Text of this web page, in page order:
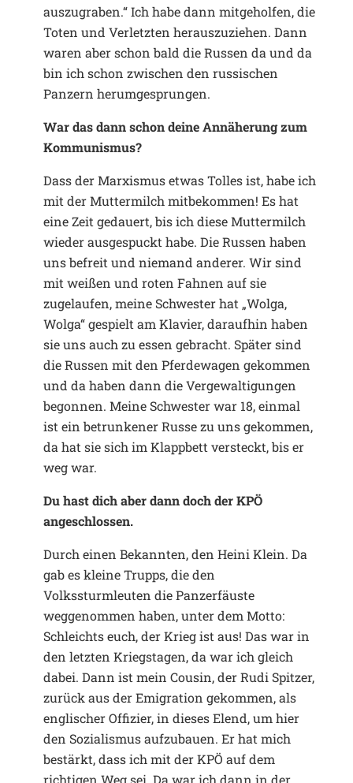
auszugraben.“ Ich habe dann mitgeholfen, die
Toten und Verletzten herauszuziehen. Dann
waren aber schon bald die Russen da und da
bin ich schon zwischen den russischen
Panzern herumgesprungen.
War das dann schon deine Annäherung zum
Kommunismus?
Dass der Marxismus etwas Tolles ist, habe ich
mit der Muttermilch mitbekommen! Es hat
eine Zeit gedauert, bis ich diese Muttermilch
wieder ausgespuckt habe. Die Russen haben
uns befreit und niemand anderer. Wir sind
mit weißen und roten Fahnen auf sie
zugelaufen, meine Schwester hat „Wolga,
Wolga“ gespielt am Klavier, daraufhin haben
sie uns auch zu essen gebracht. Später sind
die Russen mit den Pferdewagen gekommen
und da haben dann die Vergewaltigungen
begonnen. Meine Schwester war 18, einmal
ist ein betrunkener Russe zu uns gekommen,
da hat sie sich im Klappbett versteckt, bis er
weg war.
Du hast dich aber dann doch der KPÖ
angeschlossen.
Durch einen Bekannten, den Heini Klein. Da
gab es kleine Trupps, die den
Volkssturmleuten die Panzerfäuste
weggenommen haben, unter dem Motto:
Schleichts euch, der Krieg ist aus! Das war in
den letzten Kriegstagen, da war ich gleich
dabei. Dann ist mein Cousin, der Rudi Spitzer,
zurück aus der Emigration gekommen, als
englischer Offizier, in dieses Elend, um hier
den Sozialismus aufzubauen. Er hat mich
bestärkt, dass ich mit der KPÖ auf dem
richtigen Weg sei. Da war ich dann in der